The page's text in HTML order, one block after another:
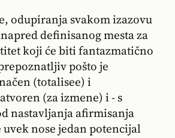
odupiranja svakom izazovu
definisanog mesta za
koji će biti fantazmatično
pošto je
(totalisee) i
(za izmene) i - s
nastavljanja afirmisanja
nose jedan potencijal